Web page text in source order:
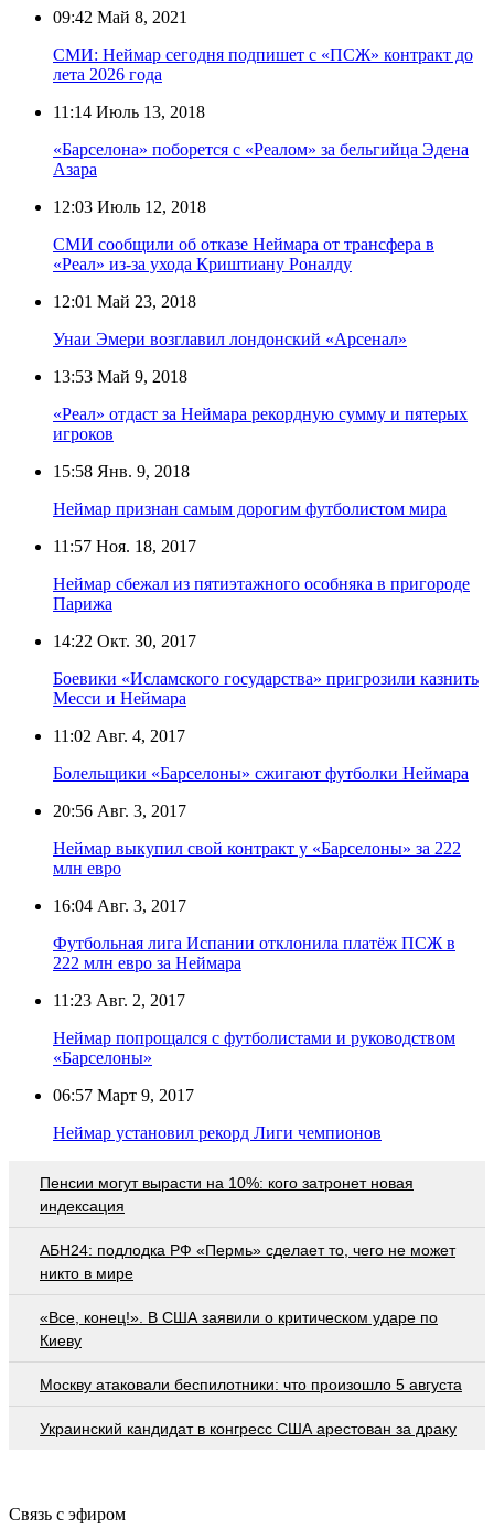
09:42 Май 8, 2021
СМИ: Неймар сегодня подпишет с «ПСЖ» контракт до
лета 2026 года
11:14 Июль 13, 2018
«Барселона» поборется с «Реалом» за бельгийца Эдена
Азара
12:03 Июль 12, 2018
СМИ сообщили об отказе Неймара от трансфера в
«Реал» из-за ухода Криштиану Роналду
12:01 Май 23, 2018
Унаи Эмери возглавил лондонский «Арсенал»
13:53 Май 9, 2018
«Реал» отдаст за Неймара рекордную сумму и пятерых
игроков
15:58 Янв. 9, 2018
Неймар признан самым дорогим футболистом мира
11:57 Ноя. 18, 2017
Неймар сбежал из пятиэтажного особняка в пригороде
Парижа
14:22 Окт. 30, 2017
Боевики «Исламского государства» пригрозили казнить
Месси и Неймара
11:02 Авг. 4, 2017
Болельщики «Барселоны» сжигают футболки Неймара
20:56 Авг. 3, 2017
Неймар выкупил свой контракт у «Барселоны» за 222
млн евро
16:04 Авг. 3, 2017
Футбольная лига Испании отклонила платёж ПСЖ в
222 млн евро за Неймара
11:23 Авг. 2, 2017
Неймар попрощался с футболистами и руководством
«Барселоны»
06:57 Март 9, 2017
Неймар установил рекорд Лиги чемпионов
Пенсии могут вырасти на 10%: кого затронет новая
индексация
АБН24: подлодка РФ «Пермь» сделает то, чего не может
никто в мире
«Все, конец!». В США заявили о критическом ударе по
Киеву
Москву атаковали беспилотники: что произошло 5 августа
Украинский кандидат в конгресс США арестован за драку
Связь с эфиром